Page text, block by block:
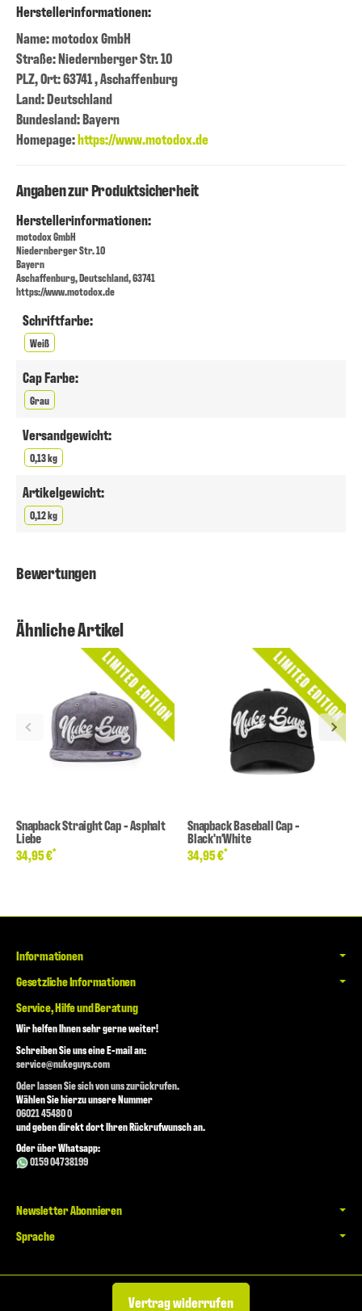
Herstellerinformationen:
Name: motodox GmbH
Straße: Niedernberger Str. 10
PLZ, Ort: 63741 , Aschaffenburg
Land: Deutschland
Bundesland: Bayern
Homepage:https://www.motodox.de
Angaben zur Produktsicherheit
Herstellerinformationen:
motodox GmbH
Niedernberger Str. 10
Bayern
Aschaffenburg, Deutschland, 63741
https://www.motodox.de
Schriftfarbe:
Weiß
Cap Farbe:
Grau
Versandgewicht:
0,13 kg
Artikelgewicht:
0,12 kg
Bewertungen
Ähnliche Artikel
Snapback Straight Cap - Asphalt
Liebe
34,95 €*
Snapback Baseball Cap -
Black'n'White
34,95 €*
Informationen
Gesetzliche Informationen
Service, Hilfe und Beratung
Wir helfen Ihnen sehr gerne weiter!
Schreiben Sie uns eine E-mail an:
service@nukeguys.com
Oder lassen Sie sich von uns zurückrufen.
Wählen Sie hierzu unsere Nummer
06021 45480 0
und geben direkt dort Ihren Rückrufwunsch an.
Oder über Whatsapp:
0159 04738199
Newsletter Abonnieren
Sprache
Vertrag widerrufen